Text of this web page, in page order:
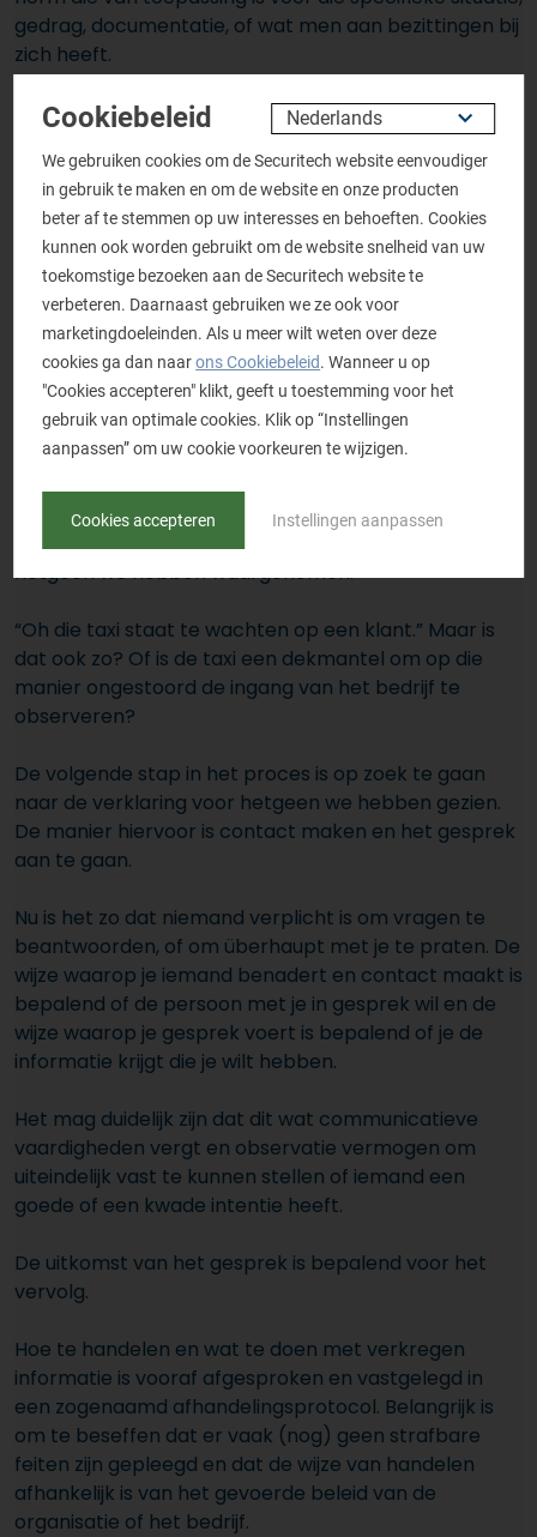
gedrag, documentatie, of wat men aan bezittingen bij
zich heeft.
Niet iedere afwijking is ook verdacht. Een afwijking
wordt pas verdacht als deze door de waarnemer te
relateren is aan een of meerdere werkwijzen uit de
dreigingsanalyse.
Nog steeds kan er voor een afwijking die als verdacht
is aangemerkt een plausibele verklaring zijn en hoeft
er geen kwade intentie uit te gaan van de
desbetreffende persoon.
Waarnemen en verklaren
We gaan daarom op zoek naar de verklaring van
onze waarneming. Waarom zie ik wat ik wat ik zie?
Vaak denken we te weten wat de reden is van
hetgeen we hebben waargenomen.
“Oh die taxi staat te wachten op een klant.” Maar is
dat ook zo? Of is de taxi een dekmantel om op die
manier ongestoord de ingang van het bedrijf te
observeren?
De volgende stap in het proces is op zoek te gaan
naar de verklaring voor hetgeen we hebben gezien.
De manier hiervoor is contact maken en het gesprek
aan te gaan.
Nu is het zo dat niemand verplicht is om vragen te
beantwoorden, of om überhaupt met je te praten. De
wijze waarop je iemand benadert en contact maakt is
bepalend of de persoon met je in gesprek wil en de
wijze waarop je gesprek voert is bepalend of je de
informatie krijgt die je wilt hebben.
Het mag duidelijk zijn dat dit wat communicatieve
vaardigheden vergt en observatie vermogen om
uiteindelijk vast te kunnen stellen of iemand een
goede of een kwade intentie heeft.
De uitkomst van het gesprek is bepalend voor het
vervolg.
Hoe te handelen en wat te doen met verkregen
informatie is vooraf afgesproken en vastgelegd in
een zogenaamd afhandelingsprotocol. Belangrijk is
om te beseffen dat er vaak (nog) geen strafbare
feiten zijn gepleegd en dat de wijze van handelen
afhankelijk is van het gevoerde beleid van de
organisatie of het bedrijf.
Cookiebeleid
We gebruiken cookies om de Securitech website eenvoudiger
in gebruik te maken en om de website en onze producten
beter af te stemmen op uw interesses en behoeften. Cookies
kunnen ook worden gebruikt om de website snelheid van uw
toekomstige bezoeken aan de Securitech website te
verbeteren. Daarnaast gebruiken we ze ook voor
marketingdoeleinden. Als u meer wilt weten over deze
cookies ga dan naar ons Cookiebeleid. Wanneer u op
"Cookies accepteren" klikt, geeft u toestemming voor het
gebruik van optimale cookies. Klik op “Instellingen
aanpassen” om uw cookie voorkeuren te wijzigen.
Cookies accepteren Instellingen aanpassen